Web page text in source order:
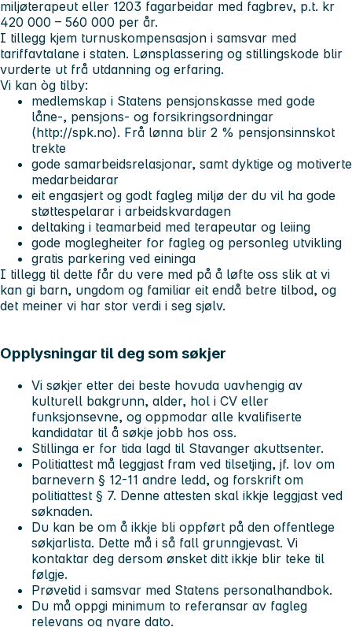
miljøterapeut eller 1203 fagarbeidar med fagbrev, p.t. kr
420 000 – 560 000 per år.
I tillegg kjem turnuskompensasjon i samsvar med
tariffavtalane i staten. Lønsplassering og stillingskode blir
vurderte ut frå utdanning og erfaring.
Vi kan òg tilby:
medlemskap i Statens pensjonskasse med gode
låne-, pensjons- og forsikringsordningar
(http://spk.no). Frå lønna blir 2 % pensjonsinnskot
trekte
gode samarbeidsrelasjonar, samt dyktige og motiverte
medarbeidarar
eit engasjert og godt fagleg miljø der du vil ha gode
støttespelarar i arbeidskvardagen
deltaking i teamarbeid med terapeutar og leiing
gode moglegheiter for fagleg og personleg utvikling
gratis parkering ved eininga
I tillegg til dette får du vere med på å løfte oss slik at vi
kan gi barn, ungdom og familiar eit endå betre tilbod, og
det meiner vi har stor verdi i seg sjølv.
Opplysningar til deg som søkjer
Vi søkjer etter dei beste hovuda uavhengig av
kulturell bakgrunn, alder, hol i CV eller
funksjonsevne, og oppmodar alle kvalifiserte
kandidatar til å søkje jobb hos oss.
Stillinga er for tida lagd til Stavanger akuttsenter.
Politiattest må leggjast fram ved tilsetjing, jf. lov om
barnevern § 12-11 andre ledd, og forskrift om
politiattest § 7. Denne attesten skal ikkje leggjast ved
søknaden.
Du kan be om å ikkje bli oppført på den offentlege
søkjarlista. Dette må i så fall grunngjevast. Vi
kontaktar deg dersom ønsket ditt ikkje blir teke til
følgje.
Prøvetid i samsvar med Statens personalhandbok.
Du må oppgi minimum to referansar av fagleg
relevans og nyare dato.